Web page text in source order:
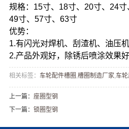
规格：15寸、18寸、20寸、24寸
49寸、57寸、63寸
优势：
1.有闪光对焊机、刮渣机、油压机
2.产品外观好，除锈后喷涂效果好
相关标签：车轮配件槽圈 ,槽圈制造厂家,车轮
上一篇：座圈型钢
下一篇：锁圈型钢